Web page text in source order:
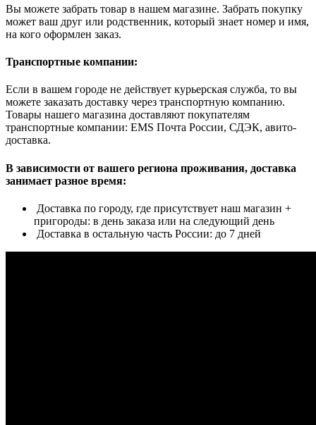
Вы можете забрать товар в нашем магазине. Забрать покупку
может ваш друг или родственник, который знает номер и имя,
на кого оформлен заказ.
Транспортные компании:
Если в вашем городе не действует курьерская служба, то вы
можете заказать доставку через транспортную компанию.
Товары нашего магазина доставляют покупателям
транспортные компании: EMS Почта России, СДЭК, авито-
доставка.
В зависимости от вашего региона проживания, доставка
занимает разное время:
Доставка по городу, где присутствует наш магазин +
пригороды: в день заказа или на следующий день
Доставка в остальную часть России: до 7 дней